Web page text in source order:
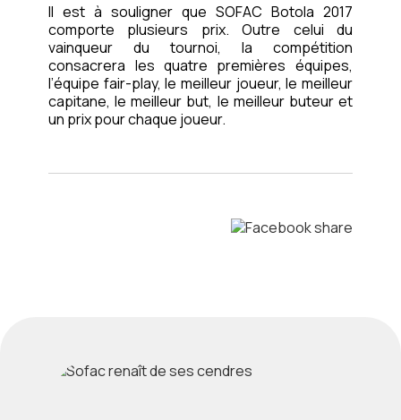
Il est à souligner que SOFAC Botola 2017
comporte plusieurs prix. Outre celui du
vainqueur du tournoi, la compétition
consacrera les quatre premières équipes,
l’équipe fair-play, le meilleur joueur, le meilleur
capitane, le meilleur but, le meilleur buteur et
un prix pour chaque joueur.